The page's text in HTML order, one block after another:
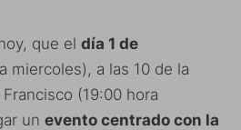
que el día 1 de
miercoles), a las 10 de la
(19:00 hora
un evento centrado con la